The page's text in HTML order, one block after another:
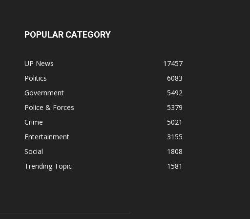
POPULAR CATEGORY
UP News
17457
Politics
6083
Government
5492
Police & Forces
5379
Crime
5021
Entertainment
3155
Social
1808
Trending Topic
1581